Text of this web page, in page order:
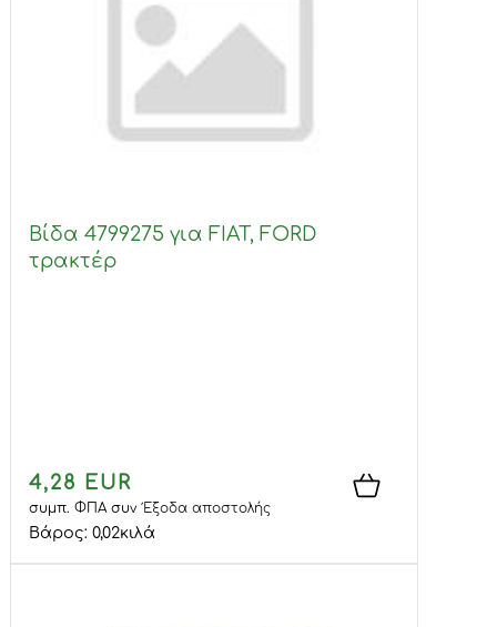
Βίδα 4799275 για FIAT, FORD
τρακτέρ
4,28 EUR
συμπ. ΦΠΑ συνΈξοδα αποστολής
Βάρος: 0,02κιλά